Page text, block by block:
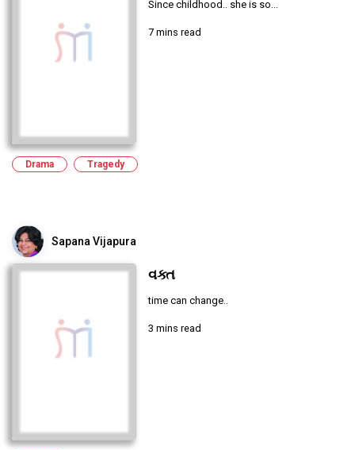
Since childhood.. she is so...
7 mins read
Drama Tragedy
Sapana Vijapura
વક્ત
time can change..
3 mins read